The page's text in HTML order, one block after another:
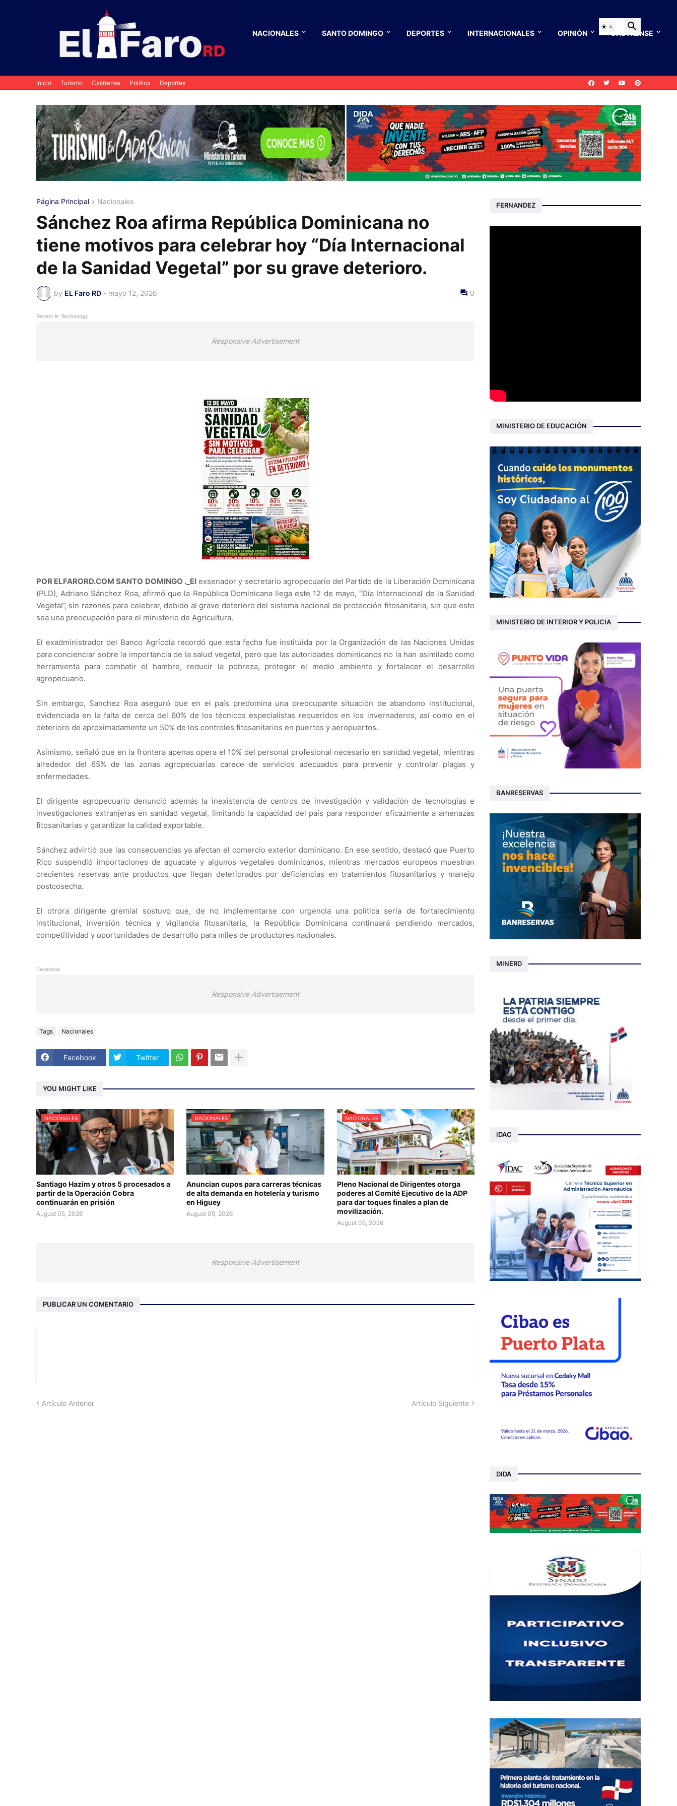
NACIONALES SANTO DOMINGO DEPORTES INTERNACIONALES OPINIÓN CASTRENSE
Inicio Turismo Castrense Política Deportes
Página Principal Nacionales
Sánchez Roa afirma República Dominicana no
tiene motivos para celebrar hoy “Día Internacional
de la Sanidad Vegetal” por su grave deterioro.
by EL Faro RD - mayo 12, 2026 0
Recent in Technology
Responsive Advertisement
POR ELFARORD.COM SANTO DOMINGO ._Elexsenador y secretario agropecuario del Partido de la Liberación Dominicana
(PLD), Adriano Sánchez Roa, afirmó que la República Dominicana llega este 12 de mayo, “Día Internacional de la Sanidad
Vegetal”, sin razones para celebrar, debido al grave deterioro del sistema nacional de protección fitosanitaria, sin que esto
sea una preocupación para el ministerio de Agricultura.
El exadministrador del Banco Agrícola recordó que esta fecha fue instituida por la Organización de las Naciones Unidas
para concienciar sobre la importancia de la salud vegetal, pero que las autoridades dominicanos no la han asimilado como
herramienta para combatir el hambre, reducir la pobreza, proteger el medio ambiente y fortalecer el desarrollo
agropecuario.
Sin embargo, Sanchez Roa aseguró que en el país predomina una preocupante situación de abandono institucional,
evidenciada en la falta de cerca del 60% de los técnicos especialistas requeridos en los invernaderos, así como en el
deterioro de aproximadamente un 50% de los controles fitosanitarios en puertos y aeropuertos.
Asimismo, señaló que en la frontera apenas opera el 10% del personal profesional necesario en sanidad vegetal, mientras
alrededor del 65% de las zonas agropecuarias carece de servicios adecuados para prevenir y controlar plagas y
enfermedades.
El dirigente agropecuario denunció además la inexistencia de centros de investigación y validación de tecnologías e
investigaciones extranjeras en sanidad vegetal, limitando la capacidad del país para responder eficazmente a amenazas
fitosanitarias y garantizar la calidad exportable.
Sánchez advirtió que las consecuencias ya afectan el comercio exterior dominicano. En ese sentido, destacó que Puerto
Rico suspendió importaciones de aguacate y algunos vegetales dominicanos, mientras mercados europeos muestran
crecientes reservas ante productos que llegan deteriorados por deficiencias en tratamientos fitosanitarios y manejo
postcosecha.
El otrora dirigente gremial sostuvo que, de no implementarse con urgencia una política seria de fortalecimiento
institucional, inversión técnica y vigilancia fitosanitaria, la República Dominicana continuará perdiendo mercados,
competitividad y oportunidades de desarrollo para miles de productores nacionales.
Facebook
Responsive Advertisement
Tags Nacionales
Facebook Twitter
YOU MIGHT LIKE
NACIONALES
Santiago Hazim y otros 5 procesados a
partir de la Operación Cobra
continuarán en prisión
August 05, 2026
NACIONALES
Anuncian cupos para carreras técnicas
de alta demanda en hotelería y turismo
en Higuey
August 05, 2026
NACIONALES
Pleno Nacional de Dirigentes otorga
poderes al Comité Ejecutivo de la ADP
para dar toques finales a plan de
movilización.
August 05, 2026
Responsive Advertisement
PUBLICAR UN COMENTARIO
Artículo Anterior Artículo Siguiente
FERNANDEZ
MINISTERIO DE EDUCACIÓN
MINISTERIO DE INTERIOR Y POLICIA
BANRESERVAS
MINERD
IDAC
DIDA